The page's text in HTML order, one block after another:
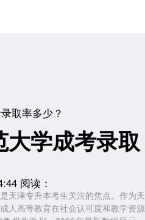
取率多少？
学成考录取
阅读：
天津专升本考生关注的焦点。作为天
人高等教育在社会认可度和教学资源